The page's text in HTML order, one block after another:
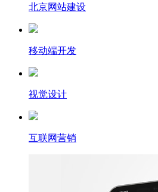
北京网站建设
移动端开发
视觉设计
互联网营销